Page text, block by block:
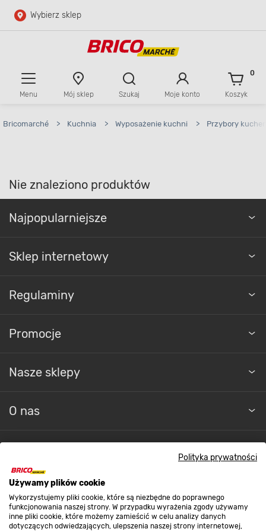
Polityka prywatności
Używamy plików cookie
Wykorzystujemy pliki cookie, które są niezbędne do poprawnego
funkcjonowania naszej strony. W przypadku wyrażenia zgody używamy
inne pliki cookie, które możemy zamieścić w celu analizy danych
dotyczących odwiedzających, ulepszenia naszej strony internetowej,
Przejdź do głównej zawartości
Wybierz sklep
Menu Mój sklep Szukaj Moje konto Koszyk
0
Bricomarché > Kuchnia > Wyposażenie kuchni > Przybory
Nie znaleziono produktów
Najpopularniejsze
Sklep internetowy
Regulaminy
Promocje
Nasze sklepy
O nas
Strefa biznesu